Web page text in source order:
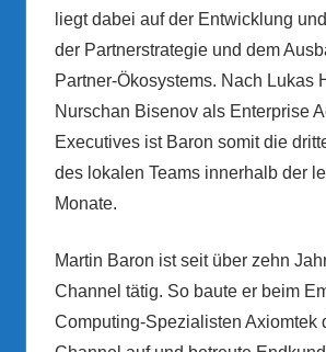
liegt dabei auf der Entwicklung
der Partnerstrategie und dem
Partner-Ökosystems. Nach Lukas
Nurschan Bisenov als Enterprise
Executives ist Baron somit die
des lokalen Teams innerhalb der
Monate.
Martin Baron ist seit über zehn
Channel tätig. So baute er beim
Computing-Spezialisten Axiomtek